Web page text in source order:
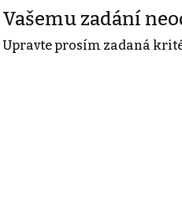
Vašemu zadání
Upravte prosím zadaná